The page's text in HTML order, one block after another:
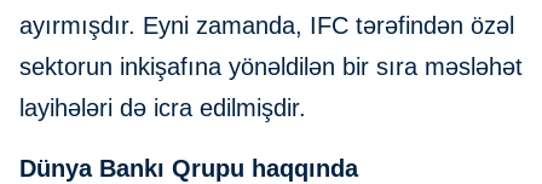
ayırmışdır. Eyni zamanda, IFC tərəfindən özəl
sektorun inkişafına yönəldilən bir sıra məsləhət
layihələri də icra edilmişdir.
Dünya Bankı Qrupu haqqında